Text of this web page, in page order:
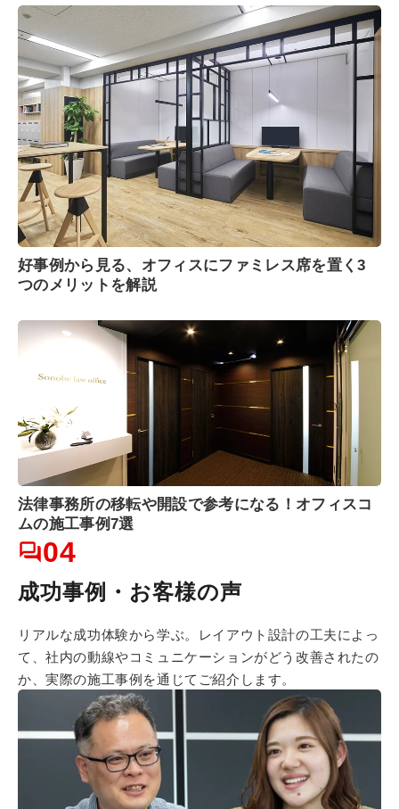
好事例から見る、オフィスにファミレス席を置く3
つのメリットを解説
法律事務所の移転や開設で参考になる！オフィスコ
ムの施工事例7選
04
成功事例・お客様の声
リアルな成功体験から学ぶ。レイアウト設計の工夫によっ
て、社内の動線やコミュニケーションがどう改善されたの
か、実際の施工事例を通じてご紹介します。